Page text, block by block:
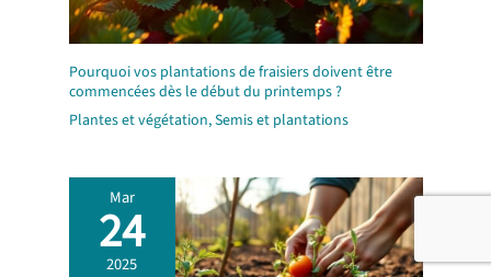
Pourquoi vos plantations de fraisiers doivent être
commencées dès le début du printemps ?
Plantes et végétation,Semis et plantations
Mar
24
2025